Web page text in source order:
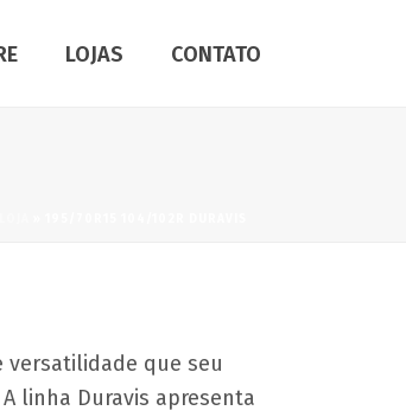
LOJAS CONTATO
versatilidade que seu
linha Duravis apresenta